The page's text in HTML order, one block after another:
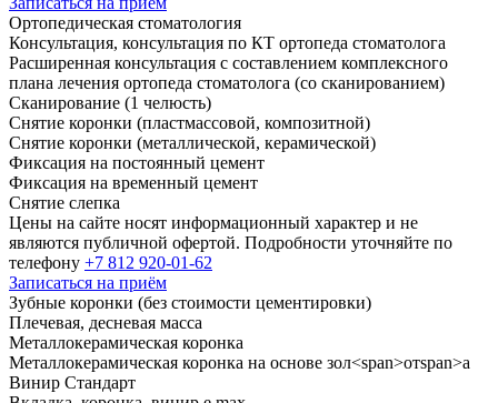
Ортопедическая стоматология
Консультация, консультация по КТ ортопеда стоматолога
Расширенная консультация с составлением комплексного
плана лечения ортопеда стоматолога (со сканированием)
Сканирование (1 челюсть)
Снятие коронки (пластмассовой, композитной)
Снятие коронки (металлической, керамической)
Фиксация на постоянный цемент
Фиксация на временный цемент
Снятие слепка
Цены на сайте носят информационный характер и не
являются публичной офертой. Подробности уточняйте по
телефону +7 812 920-01-62
Записаться на приём
Зубные коронки (без стоимости цементировки)
Плечевая, десневая масса
Металлокерамическая коронка
Металлокерамическая коронка на основе зол<span>отspan>а
Винир Стандарт